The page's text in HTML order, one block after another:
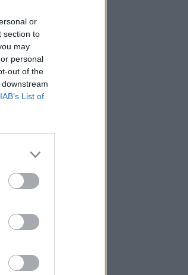
or
section to
may
personal
out of the
IAB’s List of